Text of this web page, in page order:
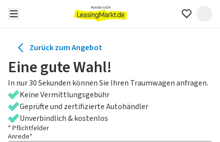
Zurück zum Angebot
Eine gute Wahl!
In nur 30 Sekunden können Sie Ihren Traumwagen anfragen.
Keine Vermittlungsgebühr
Geprüfte und zertifizierte Autohändler
Unverbindlich & kostenlos
* Pflichtfelder
Anrede*